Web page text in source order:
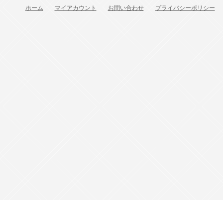
ホーム マイアカウント お問い合わせ プライバシーポリシー